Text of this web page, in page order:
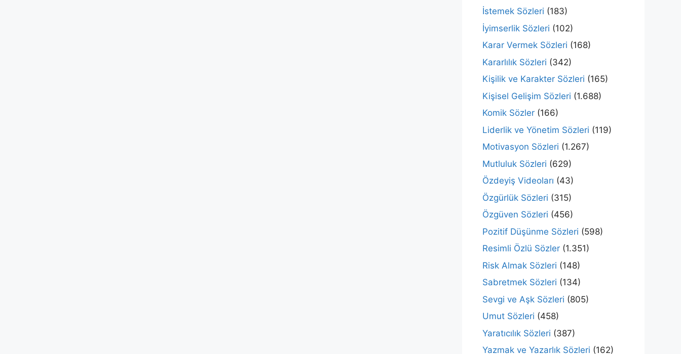
İstemek Sözleri (183)
İyimserlik Sözleri (102)
Karar Vermek Sözleri (168)
Kararlılık Sözleri (342)
Kişilik ve Karakter Sözleri (165)
Kişisel Gelişim Sözleri (1.688)
Komik Sözler (166)
Liderlik ve Yönetim Sözleri (119)
Motivasyon Sözleri (1.267)
Mutluluk Sözleri (629)
Özdeyiş Videoları (43)
Özgürlük Sözleri (315)
Özgüven Sözleri (456)
Pozitif Düşünme Sözleri (598)
Resimli Özlü Sözler (1.351)
Risk Almak Sözleri (148)
Sabretmek Sözleri (134)
Sevgi ve Aşk Sözleri (805)
Umut Sözleri (458)
Yaratıcılık Sözleri (387)
Yazmak ve Yazarlık Sözleri (162)